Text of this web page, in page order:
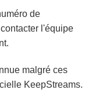
de
l'équipe
malgré ces
KeepStreams.